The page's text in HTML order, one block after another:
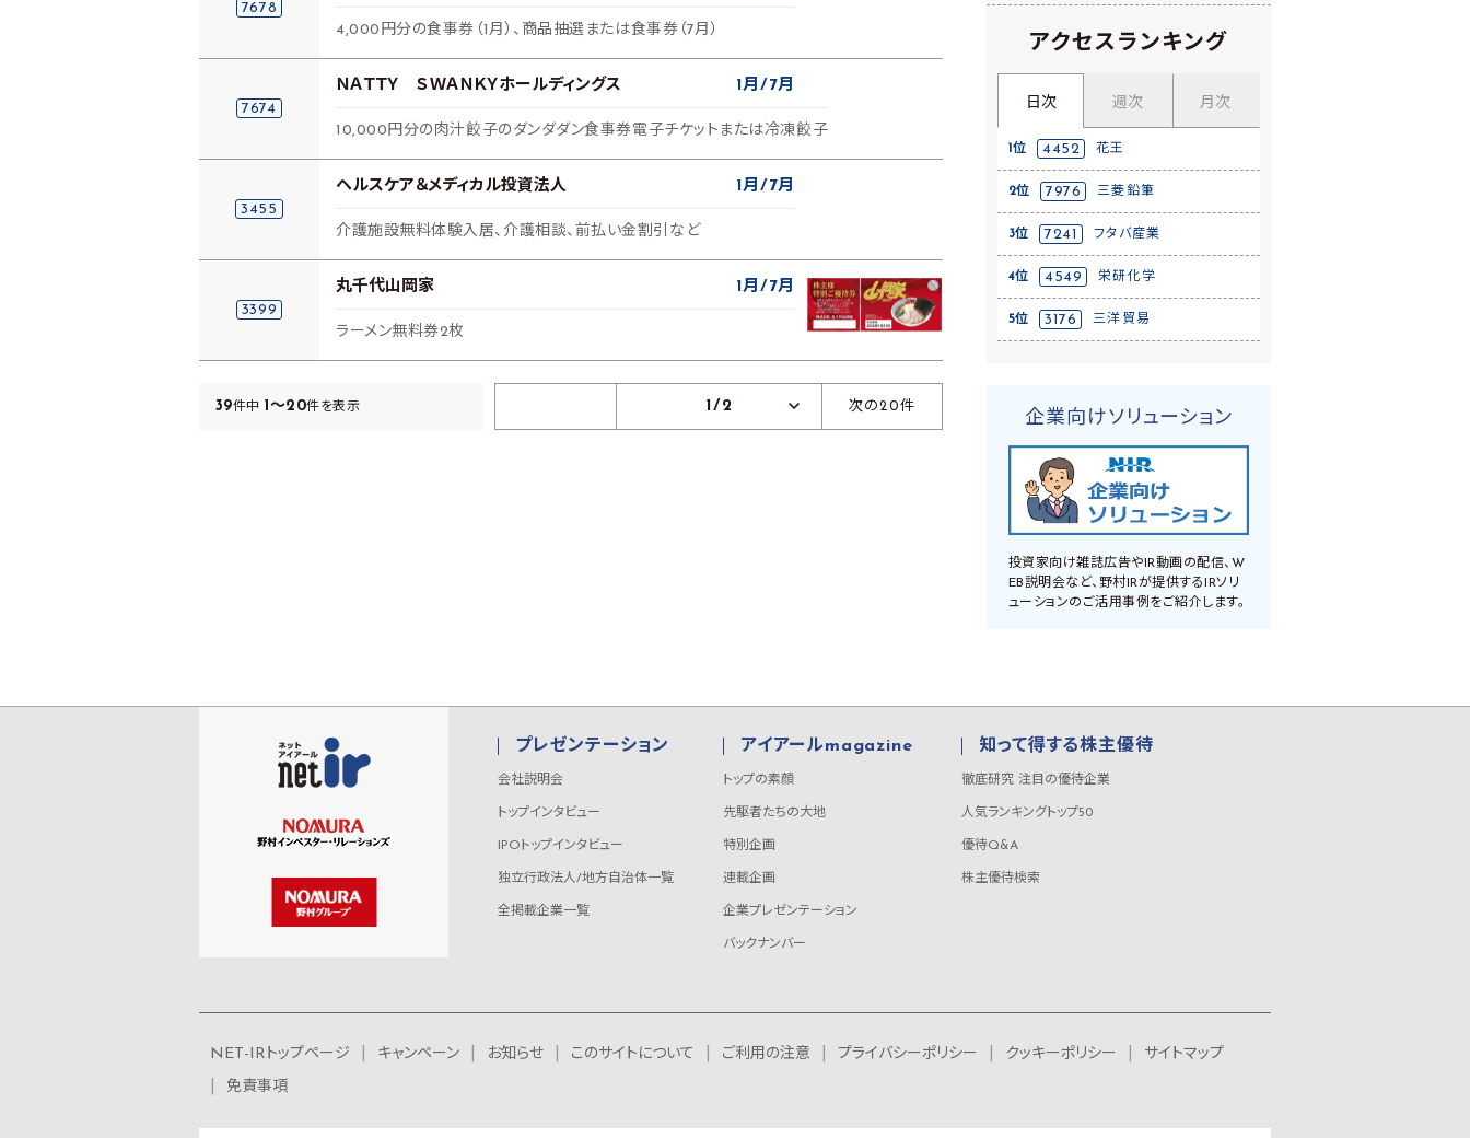
7678
4,000円分の食事券（1月）、商品抽選または食事券（7月）
7674
ＮＡＴＴＹ ＳＷＡＮＫＹホールディングス 1月 7月
10,000円分の肉汁餃子のダンダダン食事券電子チケットまたは冷凍餃子
3455
ヘルスケア＆メディカル投資法人 1月 7月
介護施設無料体験入居、介護相談、前払い金割引など
3399
丸千代山岡家 1月 7月
ラーメン無料券2枚
39件中 1～20件を表示 1/2 次の20件
アクセスランキング
日次 週次 月次
1位 4452 花王
2位 7976 三菱鉛筆
3位 7241 フタバ産業
4位 4549 栄研化学
5位 3176 三洋貿易
企業向けソリューション
投資家向け雑誌広告やIR動画の配信、W
EB説明会など、野村IRが提供するIRソリ
ューションのご活用事例をご紹介します。
プレゼンテーション
会社説明会
トップインタビュー
IPOトップインタビュー
独立行政法人/地方自治体一覧
全掲載企業一覧
アイアールmagazine
トップの素顔
先駆者たちの大地
特別企画
連載企画
企業プレゼンテーション
バックナンバー
知って得する株主優待
徹底研究 注目の優待企業
人気ランキングトップ50
優待Q&A
株主優待検索
NET-IRトップページ キャンペーン お知らせ このサイトについて ご利用の注意 プライバシーポリシー クッキーポリシー
サイトマップ
免責事項